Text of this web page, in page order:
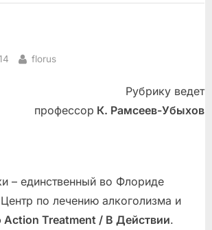
By
florus
Рубрику ведет
профессор К. Рамсеев-Убыхов
– единственный во Флориде
по лечению алкоголизма и
Action Treatment / В Действии.